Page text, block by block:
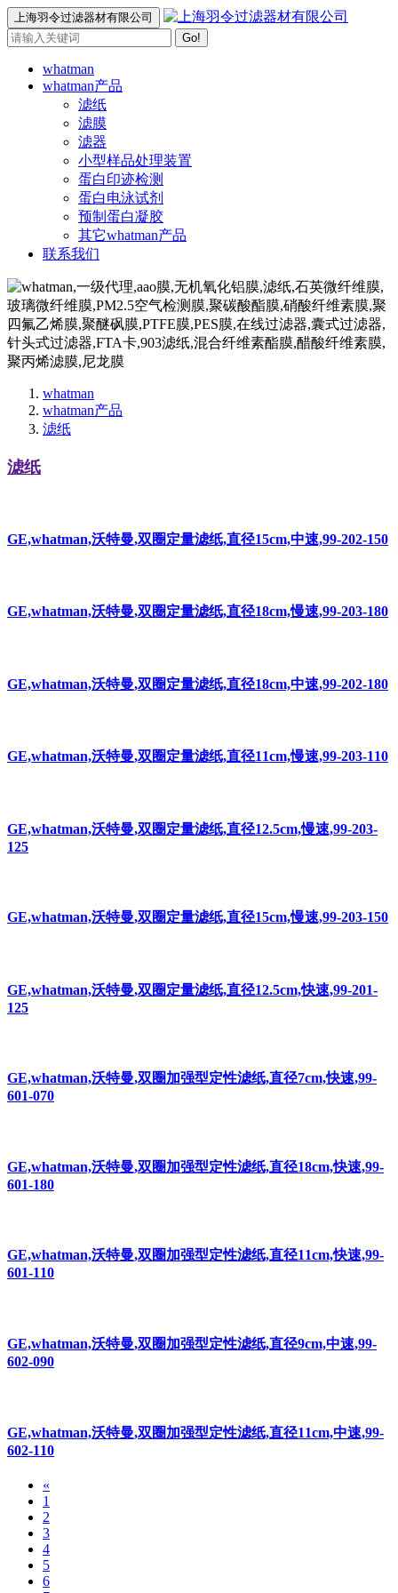
上海羽令过滤器材有限公司
Go!
whatman
whatman产品
滤纸
滤膜
滤器
小型样品处理装置
蛋白印迹检测
蛋白电泳试剂
预制蛋白凝胶
其它whatman产品
联系我们
whatman
whatman产品
滤纸
滤纸
GE,whatman,沃特曼,双圈定量滤纸,直径15cm,中速,99-202-150
GE,whatman,沃特曼,双圈定量滤纸,直径18cm,慢速,99-203-180
GE,whatman,沃特曼,双圈定量滤纸,直径18cm,中速,99-202-180
GE,whatman,沃特曼,双圈定量滤纸,直径11cm,慢速,99-203-110
GE,whatman,沃特曼,双圈定量滤纸,直径12.5cm,慢速,99-203-
125
GE,whatman,沃特曼,双圈定量滤纸,直径15cm,慢速,99-203-150
GE,whatman,沃特曼,双圈定量滤纸,直径12.5cm,快速,99-201-
125
GE,whatman,沃特曼,双圈加强型定性滤纸,直径7cm,快速,99-
601-070
GE,whatman,沃特曼,双圈加强型定性滤纸,直径18cm,快速,99-
601-180
GE,whatman,沃特曼,双圈加强型定性滤纸,直径11cm,快速,99-
601-110
GE,whatman,沃特曼,双圈加强型定性滤纸,直径9cm,中速,99-
602-090
GE,whatman,沃特曼,双圈加强型定性滤纸,直径11cm,中速,99-
602-110
«
1
2
3
4
5
6